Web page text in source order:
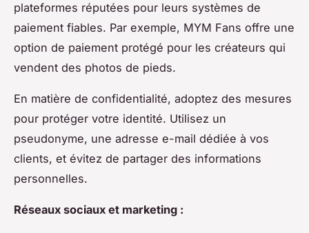
plateformes réputées pour leurs systèmes de
paiement fiables. Par exemple, MYM Fans offre une
option de paiement protégé pour les créateurs qui
vendent des photos de pieds.
En matière de confidentialité, adoptez des mesures
pour protéger votre identité. Utilisez un
pseudonyme, une adresse e-mail dédiée à vos
clients, et évitez de partager des informations
personnelles.
Réseaux sociaux et marketing :